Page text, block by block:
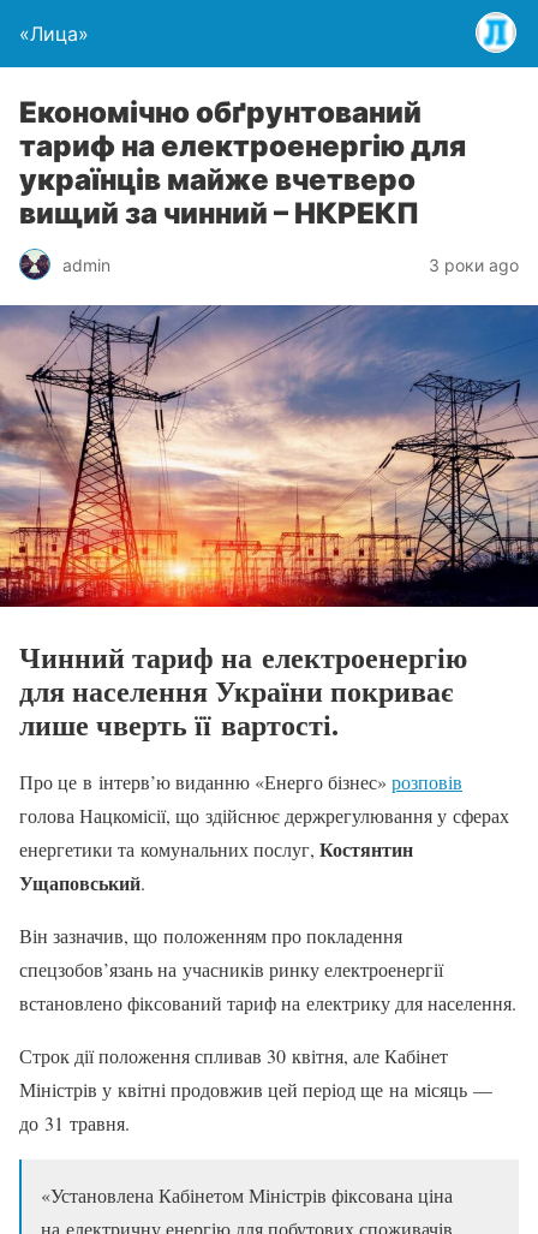
«Лица»
Економічно обґрунтований
тариф на електроенергію для
українців майже вчетверо
вищий за чинний – НКРЕКП
admin 3 роки ago
Чинний тариф на електроенергію
для населення України покриває
лише чверть її вартості.
Про це в інтерв’ю виданню «Енерго бізнес» розповів
голова Нацкомісії, що здійснює держрегулювання у сферах
енергетики та комунальних послуг, Костянтин
Ущаповський.
Він зазначив, що положенням про покладення
спецзобов’язань на учасників ринку електроенергії
встановлено фіксований тариф на електрику для населення.
Строк дії положення спливав 30 квітня, але Кабінет
Міністрів у квітні продовжив цей період ще на місяць —
до 31 травня.
«Установлена Кабінетом Міністрів фіксована ціна